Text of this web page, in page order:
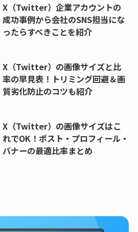
X（Twitter）企業アカウントの
成功事例から会社のSNS担当にな
ったらすべきことを紹介
X（Twitter）の画像サイズと比
率の早見表！トリミング回避＆画
質劣化防止のコツも紹介
X（Twitter）の画像サイズはこ
れでOK！ポスト・プロフィール・
バナーの最適比率まとめ